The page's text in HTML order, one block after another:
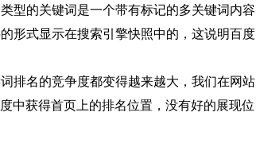
型的关键词是一个带有标记的多关键词内容
形式显示在搜索引擎快照中的，这说明百度
排名的竞争度都变得越来越大，我们在网站
中获得首页上的排名位置，没有好的展现位